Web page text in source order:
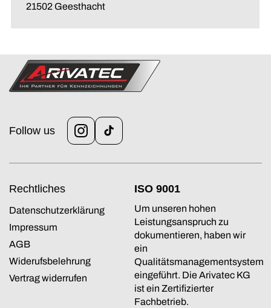
21502 Geesthacht
Follow us
Instagram
TikTok
Rechtliches
Datenschutzerklärung
Impressum
AGB
Widerufsbelehrung
Vertrag widerrufen
ISO 9001
Um unseren hohen
Leistungsanspruch zu
dokumentieren, haben wir
ein
Qualitätsmanagementsystem
eingeführt. Die Arivatec KG
ist ein Zertifizierter
Fachbetrieb.